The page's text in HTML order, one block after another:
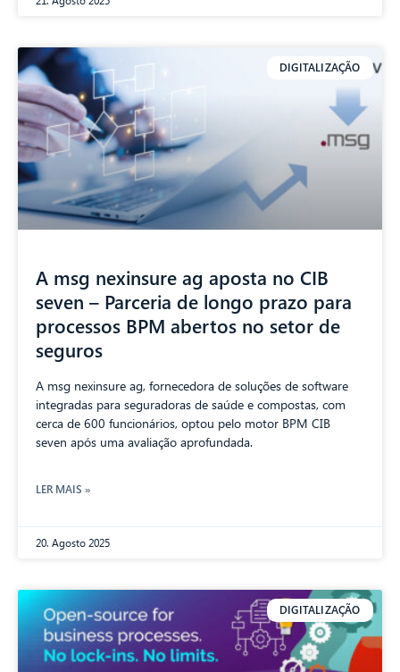
DIGITALIZAÇÃO
A msg nexinsure ag aposta no CIB
seven – Parceria de longo prazo para
processos BPM abertos no setor de
seguros
A msg nexinsure ag, fornecedora de soluções de software
integradas para seguradoras de saúde e compostas, com
cerca de 600 funcionários, optou pelo motor BPM CIB
seven após uma avaliação aprofundada.
LER MAIS »
20. Agosto 2025
DIGITALIZAÇÃO